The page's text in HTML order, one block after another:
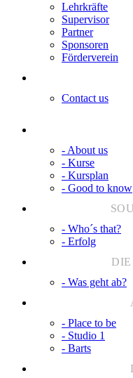
Lehrkräfte
Supervisor
Partner
Sponsoren
Förderverein
Contact us
- About us
- Kurse
- Kursplan
- Good to know
- Who´s that?
- Erfolg
- Was geht ab?
- Place to be
- Studio 1
- Barts